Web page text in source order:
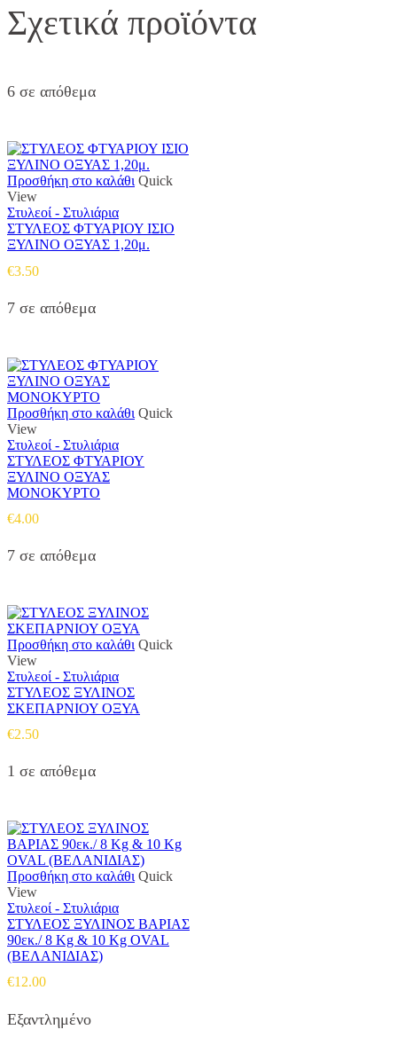
Σχετικά προϊόντα
6 σε απόθεμα
Προσθήκη στο καλάθι Quick
View
Στυλεοί - Στυλιάρια
ΣΤΥΛΕΟΣ ΦΤΥΑΡΙΟΥ ΙΣΙΟ
ΞΥΛΙΝΟ ΟΞΥΑΣ 1,20μ.
€3.50
7 σε απόθεμα
Προσθήκη στο καλάθι Quick
View
Στυλεοί - Στυλιάρια
ΣΤΥΛΕΟΣ ΦΤΥΑΡΙΟΥ
ΞΥΛΙΝΟ ΟΞΥΑΣ
ΜΟΝΟΚΥΡΤΟ
€4.00
7 σε απόθεμα
Προσθήκη στο καλάθι Quick
View
Στυλεοί - Στυλιάρια
ΣΤΥΛΕΟΣ ΞΥΛΙΝΟΣ
ΣΚΕΠΑΡΝΙΟΥ ΟΞΥΑ
€2.50
1 σε απόθεμα
Προσθήκη στο καλάθι Quick
View
Στυλεοί - Στυλιάρια
ΣΤΥΛΕΟΣ ΞΥΛΙΝΟΣ ΒΑΡΙΑΣ
90εκ./ 8 Kg & 10 Kg OVAL
(ΒΕΛΑΝΙΔΙΑΣ)
€12.00
Εξαντλημένο